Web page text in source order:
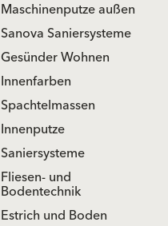
Maschinenputze außen
Sanova Saniersysteme
Gesünder Wohnen
Innenfarben
Spachtelmassen
Innenputze
Saniersysteme
Fliesen- und
Bodentechnik
Estrich und Boden